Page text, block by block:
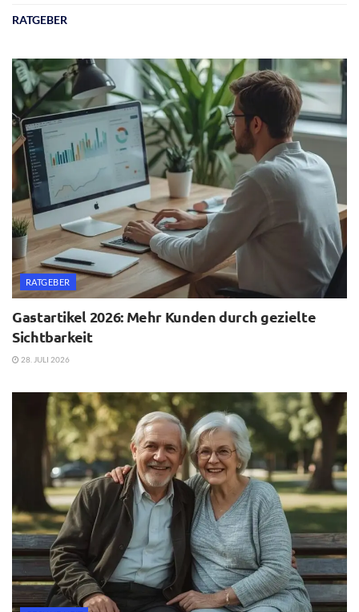
RATGEBER
RATGEBER
Gastartikel 2026: Mehr Kunden durch gezielte
Sichtbarkeit
28. JULI 2026